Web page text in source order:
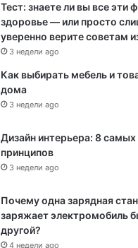
Тест: знаете ли вы все эти
здоровье — или просто
уверенно верите советам
3 недели ago
Как выбирать мебель и
дома
3 недели ago
Дизайн интерьера: 8
принципов
3 недели ago
Почему одна зарядная
заряжает электромобиль
другой?
4 недели ago